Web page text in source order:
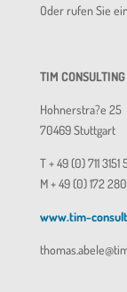
Oder rufen Sie
TIM CONSULTING
Hohnerstra?e 25
70469 Stuttgart
T + 49 (0) 711 3151
M + 49 (0) 172
www.tim-